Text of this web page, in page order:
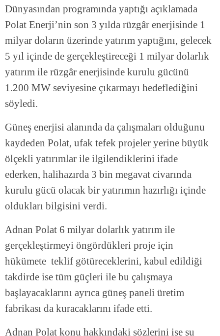
Dünyasından programında yaptığı açıklamada
Polat Enerji’nin son 3 yılda rüzgâr enerjisinde 1
milyar doların üzerinde yatırım yaptığını, gelecek
5 yıl içinde de gerçekleştireceği 1 milyar dolarlık
yatırım ile rüzgâr enerjisinde kurulu gücünü
1.200 MW seviyesine çıkarmayı hedeflediğini
söyledi.
Güneş enerjisi alanında da çalışmaları olduğunu
kaydeden Polat, ufak tefek projeler yerine büyük
ölçekli yatırımlar ile ilgilendiklerini ifade
ederken, halihazırda 3 bin megavat civarında
kurulu gücü olacak bir yatırımın hazırlığı içinde
oldukları bilgisini verdi.
Adnan Polat 6 milyar dolarlık yatırım ile
gerçekleştirmeyi öngördükleri proje için
hükümete teklif götüreceklerini, kabul edildiği
takdirde ise tüm güçleri ile bu çalışmaya
başlayacaklarını ayrıca güneş paneli üretim
fabrikası da kuracaklarını ifade etti.
Adnan Polat konu hakkındaki sözlerini ise şu